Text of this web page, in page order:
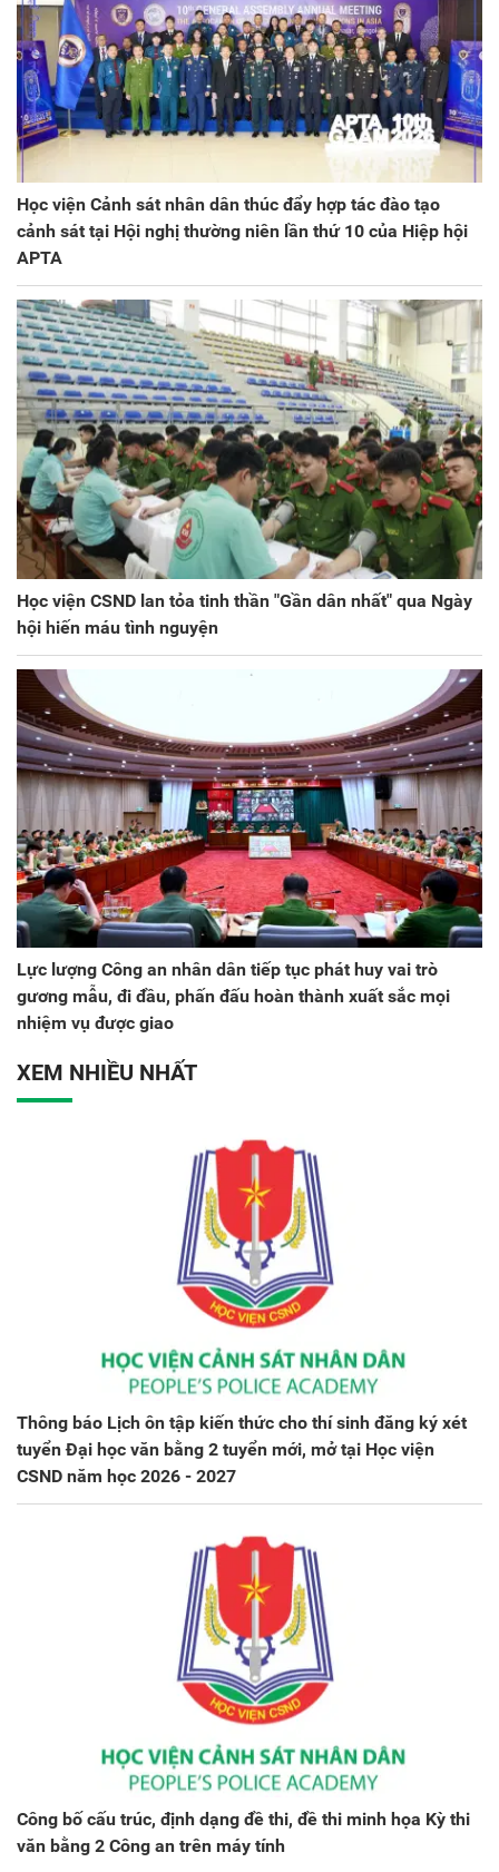
Học viện Cảnh sát nhân dân thúc đẩy hợp tác đào tạo
cảnh sát tại Hội nghị thường niên lần thứ 10 của Hiệp hội
APTA
Học viện CSND lan tỏa tinh thần "Gần dân nhất" qua Ngày
hội hiến máu tình nguyện
Lực lượng Công an nhân dân tiếp tục phát huy vai trò
gương mẫu, đi đầu, phấn đấu hoàn thành xuất sắc mọi
nhiệm vụ được giao
XEM NHIỀU NHẤT
Thông báo Lịch ôn tập kiến thức cho thí sinh đăng ký xét
tuyển Đại học văn bằng 2 tuyển mới, mở tại Học viện
CSND năm học 2026 - 2027
Công bố cấu trúc, định dạng đề thi, đề thi minh họa Kỳ thi
văn bằng 2 Công an trên máy tính